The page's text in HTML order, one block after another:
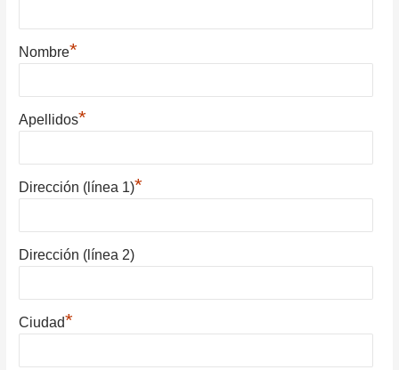
Nombre*
Apellidos*
Dirección (línea 1)*
Dirección (línea 2)
Ciudad*